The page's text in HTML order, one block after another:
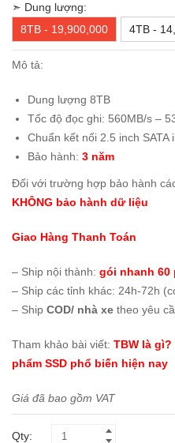
➣ Dung lượng:
8TB - 19,900,000
4TB -
Mô tả:
Dung lượng 8TB
Tốc độ đọc ghi: 560MB/s –
Chuẩn kết nối 2.5 inch SATA
Bảo hành: 3 năm
Đối với trường hợp bảo hành
KHÔNG bảo hành dữ liệu
Giao Hàng Thanh Toán
– Ship nội thành: gói nhanh 60
– Ship các tỉnh khác: 24h-72h
– Ship COD/ nhà xe theo yêu
Tham khảo bài viết: TBW là
phẩm SSD phổ biến hiện nay
Giá đã bao gồm VAT
Qty: